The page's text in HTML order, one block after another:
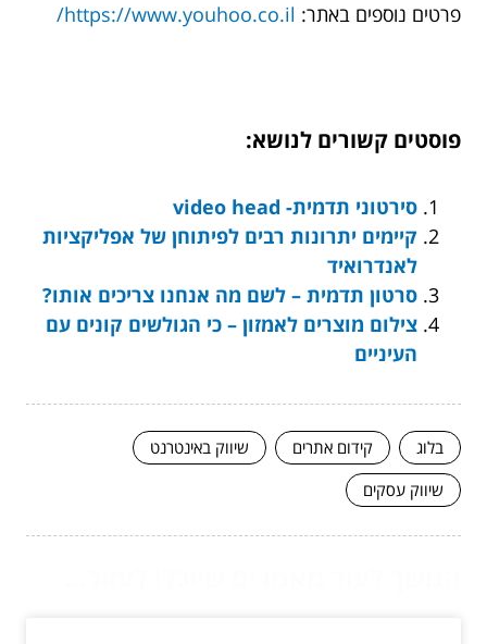
פרטים נוספים באתר: https://www.youhoo.co.il/
פוסטים קשורים לנושא:
סירטוני תדמית- video head
קיימים יתרונות רבים לפיתוחן של אפליקציות
לאנדרואיד
סרטון תדמית – לשם מה אנחנו צריכים אותו?
צילום מוצרים לאמזון – כי הגולשים קונים עם
העיניים
בלוג קידום אתרים
שיווק באינטרנט
שיווק עסקים